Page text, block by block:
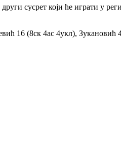
сусрет који ће играти у
16 (8ск 4ас 4укл),